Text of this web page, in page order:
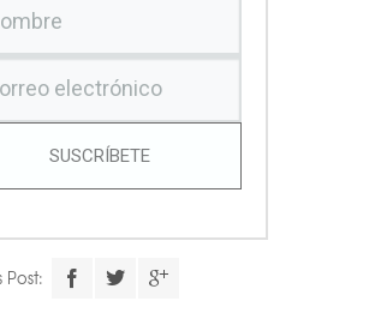
SUSCRÍBETE
Post: